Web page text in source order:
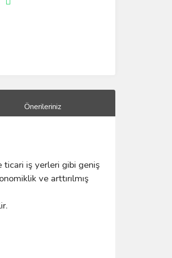
Önerileriniz
ticari iş yerleri gibi geniş
ve arttırılmış